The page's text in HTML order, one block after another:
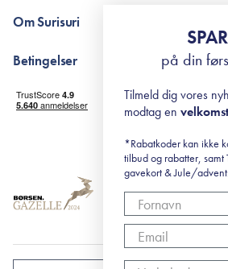
RE-ZIP
Retinol for begyndere
surisuri's mini guide til rosacea
Om Surisuri
Black Friday
Betingelser
Levering og returnering
Handelsbetingelser
Abonnementsbetingelser
på din
Tilmeld dig vores
modtag en
*Rabatkoder kan ikke
tilbud og rabatter, samt
gavekort & Jule/